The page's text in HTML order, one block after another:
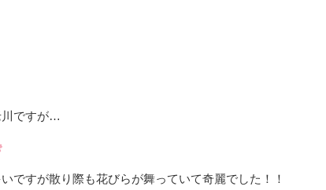
川ですが…
ですが散り際も花びらが舞っていて奇麗でした！！